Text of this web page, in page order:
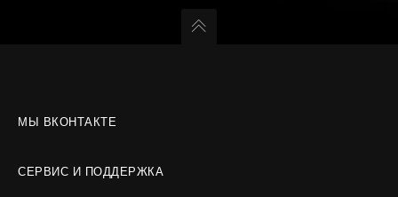
МЫ ВКОНТАКТЕ
СЕРВИС И ПОДДЕРЖКА